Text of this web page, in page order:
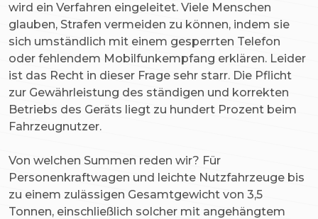
wird ein Verfahren eingeleitet. Viele Menschen
glauben, Strafen vermeiden zu können, indem sie
sich umständlich mit einem gesperrten Telefon
oder fehlendem Mobilfunkempfang erklären. Leider
ist das Recht in dieser Frage sehr starr. Die Pflicht
zur Gewährleistung des ständigen und korrekten
Betriebs des Geräts liegt zu hundert Prozent beim
Fahrzeugnutzer.
Von welchen Summen reden wir? Für
Personenkraftwagen und leichte Nutzfahrzeuge bis
zu einem zulässigen Gesamtgewicht von 3,5
Tonnen, einschließlich solcher mit angehängtem